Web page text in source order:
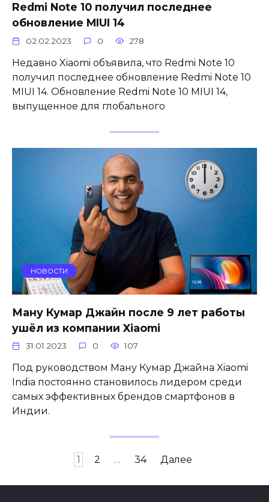
Redmi Note 10 получил последнее
обновление MIUI 14
02.02.2023 0 278
Недавно Xiaomi объявила, что Redmi Note 10
получил последнее обновление Redmi Note 10
MIUI 14. Обновление Redmi Note 10 MIUI 14,
выпущенное для глобального
НОВОСТИ
Ману Кумар Джайн после 9 лет работы
ушёл из компании Xiaomi
31.01.2023 0 107
Под руководством Ману Кумар Джайна Xiaomi
India постоянно становилось лидером среди
самых эффективных брендов смартфонов в
Индии.
1 2 … 34 Далее